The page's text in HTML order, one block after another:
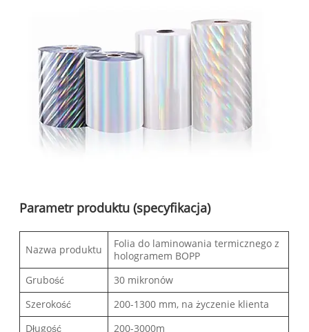
Parametr produktu (specyfikacja)
Nazwa produktu
Folia do laminowania termicznego z
hologramem BOPP
Grubość
30 mikronów
Szerokość
200-1300 mm, na życzenie klienta
Długość
200-3000m